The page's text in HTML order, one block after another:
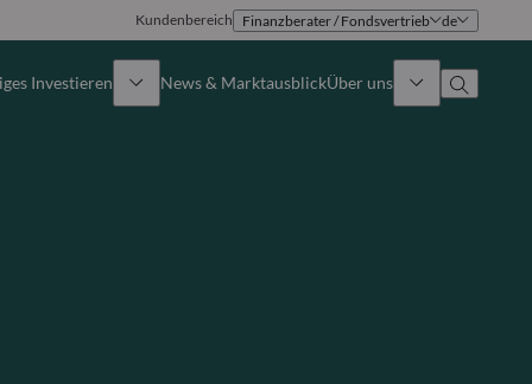
Kundenbereich Finanzberater / Fondsvertrieb de
Investieren News & MarktausblickÜber uns